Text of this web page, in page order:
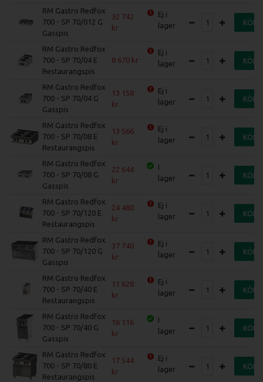
RM Gastro Redfox
700 - SP 70/012 G
Gasspis
32 742
Ej i
lager
KÖP
RM Gastro Redfox
700 - SP 70/04 E
Restaurangspis
8 670
Ej i
lager
KÖP
RM Gastro Redfox
700 - SP 70/04 G
Gasspis
13 158
Ej i
lager
KÖP
RM Gastro Redfox
700 - SP 70/08 E
Restaurangspis
13 566
Ej i
lager
KÖP
RM Gastro Redfox
700 - SP 70/08 G
Gasspis
22 644
I
lager
KÖP
RM Gastro Redfox
700 - SP 70/120 E
Restaurangspis
24 480
Ej i
lager
KÖP
RM Gastro Redfox
700 - SP 70/120 G
Gasspis
37 740
Ej i
lager
KÖP
RM Gastro Redfox
700 - SP 70/40 E
Restaurangspis
11 628
Ej i
lager
KÖP
RM Gastro Redfox
700 - SP 70/40 G
Gasspis
16 116
I
lager
KÖP
RM Gastro Redfox
700 - SP 70/80 E
Restaurangspis
17 544
Ej i
lager
KÖP